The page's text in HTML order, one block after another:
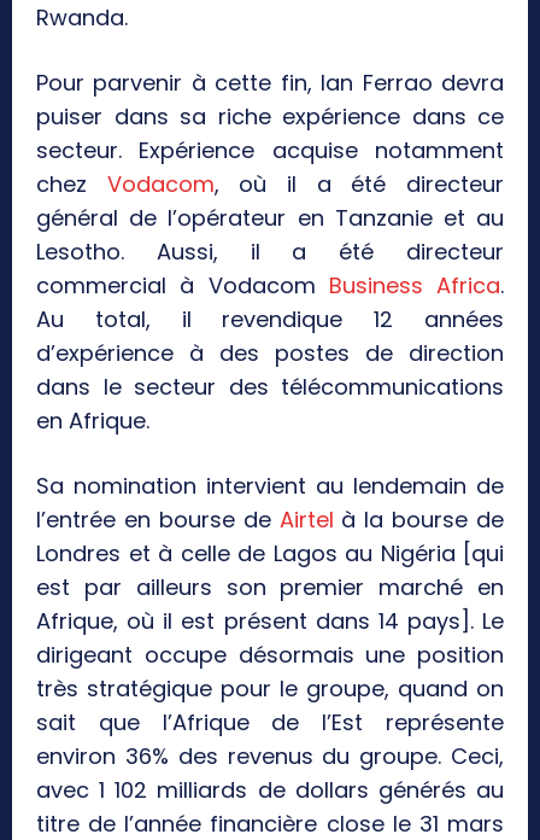
Rwanda.
Pour parvenir à cette fin, Ian Ferrao devra
puiser dans sa riche expérience dans ce
secteur. Expérience acquise notamment
chez Vodacom, où il a été directeur
général de l’opérateur en Tanzanie et au
Lesotho. Aussi, il a été directeur
commercial à Vodacom Business Africa.
Au total, il revendique 12 années
d’expérience à des postes de direction
dans le secteur des télécommunications
en Afrique.
Sa nomination intervient au lendemain de
l’entrée en bourse de Airtel à la bourse de
Londres et à celle de Lagos au Nigéria [qui
est par ailleurs son premier marché en
Afrique, où il est présent dans 14 pays]. Le
dirigeant occupe désormais une position
très stratégique pour le groupe, quand on
sait que l’Afrique de l’Est représente
environ 36% des revenus du groupe. Ceci,
avec 1 102 milliards de dollars générés au
titre de l’année financière close le 31 mars